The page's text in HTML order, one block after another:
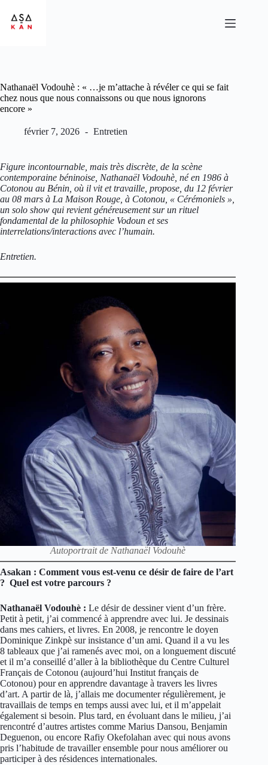
Nathanaël Vodouhè : « …je m’attache à révéler ce qui se fait
chez nous que nous connaissons ou que nous ignorons
encore »
février 7, 2026 Entretien
Figure incontournable, mais très discrète, de la scène
contemporaine béninoise, Nathanaël Vodouhè, né en 1986 à
Cotonou au Bénin, où il vit et travaille, propose, du 12 février
au 08 mars à La Maison Rouge, à Cotonou, « Cérémoniels »,
un solo show qui revient généreusement sur un rituel
fondamental de la philosophie Vodoun et ses
interrelations/interactions avec l’humain.
Entretien.
Autoportrait de Nathanaël Vodouhè
Asakan : Comment vous est-venu ce désir de faire de l’art
? Quel est votre parcours ?
Nathanaël Vodouhè : Le désir de dessiner vient d’un frère.
Petit à petit, j’ai commencé à apprendre avec lui. Je dessinais
dans mes cahiers, et livres. En 2008, je rencontre le doyen
Dominique Zinkpè sur insistance d’un ami. Quand il a vu les
8 tableaux que j’ai ramenés avec moi, on a longuement discuté
et il m’a conseillé d’aller à la bibliothèque du Centre Culturel
Français de Cotonou (aujourd’hui Institut français de
Cotonou) pour en apprendre davantage à travers les livres
d’art. A partir de là, j’allais me documenter régulièrement, je
travaillais de temps en temps aussi avec lui, et il m’appelait
également si besoin. Plus tard, en évoluant dans le milieu, j’ai
rencontré d’autres artistes comme Marius Dansou, Benjamin
Deguenon, ou encore Rafiy Okefolahan avec qui nous avons
pris l’habitude de travailler ensemble pour nous améliorer ou
participer à des résidences internationales.